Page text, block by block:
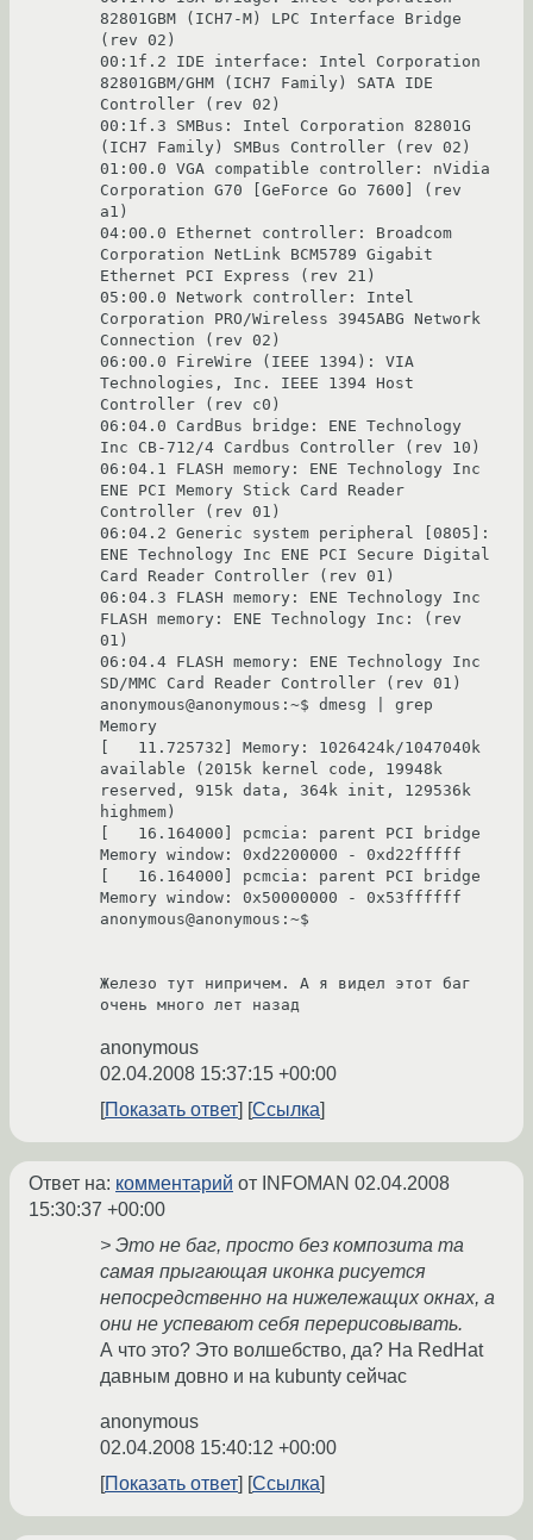
82801GBM (ICH7-M) LPC Interface Bridge
(rev 02)
00:1f.2 IDE interface: Intel Corporation
82801GBM/GHM (ICH7 Family) SATA IDE
Controller (rev 02)
00:1f.3 SMBus: Intel Corporation 82801G
(ICH7 Family) SMBus Controller (rev 02)
01:00.0 VGA compatible controller: nVidia
Corporation G70 [GeForce Go 7600] (rev
a1)
04:00.0 Ethernet controller: Broadcom
Corporation NetLink BCM5789 Gigabit
Ethernet PCI Express (rev 21)
05:00.0 Network controller: Intel
Corporation PRO/Wireless 3945ABG Network
Connection (rev 02)
06:00.0 FireWire (IEEE 1394): VIA
Technologies, Inc. IEEE 1394 Host
Controller (rev c0)
06:04.0 CardBus bridge: ENE Technology
Inc CB-712/4 Cardbus Controller (rev 10)
06:04.1 FLASH memory: ENE Technology Inc
ENE PCI Memory Stick Card Reader
Controller (rev 01)
06:04.2 Generic system peripheral [0805]:
ENE Technology Inc ENE PCI Secure Digital
Card Reader Controller (rev 01)
06:04.3 FLASH memory: ENE Technology Inc
FLASH memory: ENE Technology Inc: (rev
01)
06:04.4 FLASH memory: ENE Technology Inc
SD/MMC Card Reader Controller (rev 01)
anonymous@anonymous:~$ dmesg | grep
Memory
[   11.725732] Memory: 1026424k/1047040k
available (2015k kernel code, 19948k
reserved, 915k data, 364k init, 129536k
highmem)
[   16.164000] pcmcia: parent PCI bridge
Memory window: 0xd2200000 - 0xd22fffff
[   16.164000] pcmcia: parent PCI bridge
Memory window: 0x50000000 - 0x53ffffff
anonymous@anonymous:~$
Железо тут нипричем. А я видел этот баг
очень много лет назад
anonymous
02.04.2008 15:37:15 +00:00
Показать ответ
Ссылка
Ответ на: комментарий от INFOMAN 02.04.2008
15:30:37 +00:00
> Это не баг, просто без композита та
самая прыгающая иконка рисуется
непосредственно на нижележащих окнах, а
они не успевают себя перерисовывать.
А что это? Это волшебство, да? На RedHat
давным довно и на kubunty сейчас
anonymous
02.04.2008 15:40:12 +00:00
Показать ответ
Ссылка